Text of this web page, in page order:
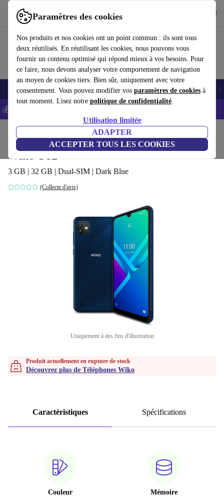
Paramètres des cookies
Nos produits et nos cookies ont un point commun : ils sont tous
deux réutilisés. En réutilisant les cookies, nous pouvons vous
fournir un contenu optimisé qui répond mieux à vos besoins. Pour
ce faire, nous devons analyser votre comportement de navigation
au moyen de cookies tiers. Bien sûr, uniquement avec votre
consentement. Vous pouvez modifier vos paramètres de cookies à
tout moment. Lisez notre politique de confidentialité.
Utilisation limitée
ADAPTER
ACCEPTER TOUS LES COOKIES
Utilisez refurbed rapidement et facilement
Smartphones Laptops Tablettes Montres connectées Accessoires
💰-5% EXTRA sur les iPhones – Code: IPHONEDEAL -
Téléphones & Smartphones
Wiko Y82
3 GB | 32 GB | Dual-SIM | Dark Blue
(Collecte d'avis)
Uniquement à des fins d'illustration
Produit actuellement en rupture de stock
Découvrez plus de Téléphones Wiko
Caractéristiques Spécifications
Couleur
Mémoire